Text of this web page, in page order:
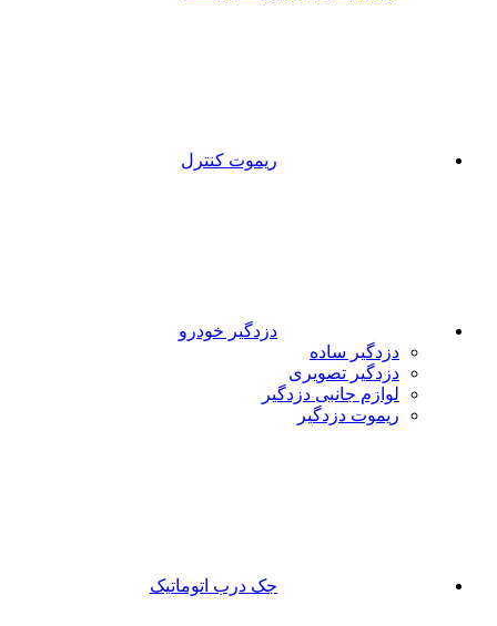
ریموت کنترل
دزدگیر خودرو
دزدگیر ساده
دزدگیر تصویری
لوازم جانبی دزدگیر
ریموت دزدگیر
جک درب اتوماتیک